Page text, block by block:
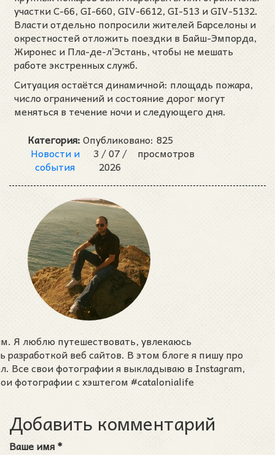
участки C-66, GI-660, GIV-6612, GI-513 и GIV-5132.
Власти отдельно попросили жителей Барселоны и
окрестностей отложить поездки в Байш-Эмпорда,
Жиронес и Пла-де-л’Эстань, чтобы не мешать
работе экстренных служб.
Ситуация остаётся динамичной: площадь пожара,
число ограничений и состояние дорог могут
меняться в течение ночи и следующего дня.
Категория:
Новости и
события
Опубликовано:
3 /07 /
2026
825
просмотров
Я люблю путешествовать, увлекаюсь
веб сайтов. В этом блоге я пишу про
Все свои фотографии я выкладываю в Instagram,
фотографии с хэштегом #catalonialife
Добавить комментарий
Ваше имя*